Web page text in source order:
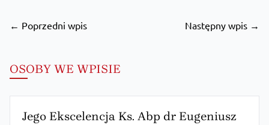
← Poprzedni wpis Następny wpis →
OSOBY WE WPISIE
Jego Ekscelencja Ks. Abp dr Eugeniusz